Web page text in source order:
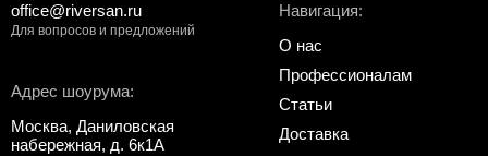
Адрес шоурума:
Москва, Даниловская
набережная, д. 6к1А
Навигация:
О нас
Профессионалам
Статьи
Доставка
office@riversan.ru
Для вопросов и предложений